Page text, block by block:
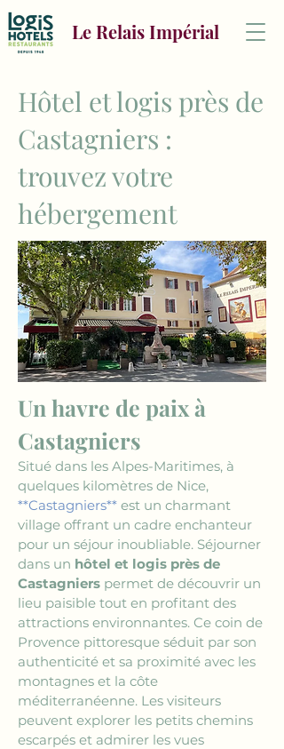
Le Relais Impérial
Hôtel et logis près de
Castagniers :
trouvez votre
hébergement
Un havre de paix à
Castagniers
Situé dans les Alpes-Maritimes, à
quelques kilomètres de Nice,
**Castagniers** est un charmant
village offrant un cadre enchanteur
pour un séjour inoubliable. Séjourner
dans un hôtel et logis près de
Castagniers permet de découvrir un
lieu paisible tout en profitant des
attractions environnantes. Ce coin de
Provence pittoresque séduit par son
authenticité et sa proximité avec les
montagnes et la côte
méditerranéenne. Les visiteurs
peuvent explorer les petits chemins
escarpés et admirer les vues